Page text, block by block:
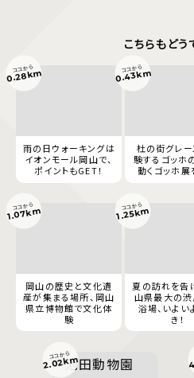
こちらもどう
雨の日ウォーキングは
イオンモール岡山で、
ポイントもGET！
ココから
0.28km
杜の街グレ
験するゴッホ
動くゴッホ展
ココから
0.43km
岡山の歴史と文化遺
産が集まる場所、岡山
県立博物館で文化体
験
ココから
1.07km
夏の訪れを告
山県最大の
浴場、いよい
き！
ココから
1.25km
ココから
2.02km